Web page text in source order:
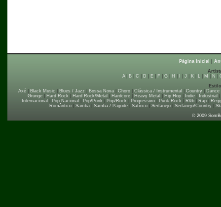
Página Inicial
A| B| C D E| F G| H J K| L| M N
Axé
Black Music Blues / Jazz Bossa Nova Choro Clássica / Instrumental Country Dance
Grunge| Hard Rock| Hard Rock/Metal Hardcore| Heavy Metal Hip Hop| Indie| Industrial
Internacional
Pop Nacional Pop/Punk| Pop/Rock| Progressivo| Punk Rock| R&b| Rap|
Romântico| Samba| Samba / Pagode| Satírico| Sertanejo| Sertanejo/Country|
© 2009